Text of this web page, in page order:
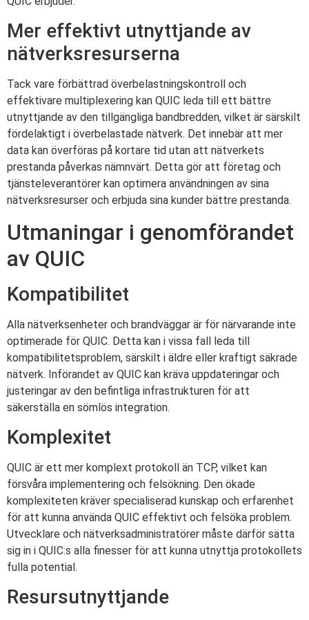
Mer effektivt utnyttjande av
nätverksresurserna
Tack vare förbättrad överbelastningskontroll och
effektivare multiplexering kan QUIC leda till ett bättre
utnyttjande av den tillgängliga bandbredden, vilket är särskilt
fördelaktigt i överbelastade nätverk. Det innebär att mer
data kan överföras på kortare tid utan att nätverkets
prestanda påverkas nämnvärt. Detta gör att företag och
tjänsteleverantörer kan optimera användningen av sina
nätverksresurser och erbjuda sina kunder bättre prestanda.
Utmaningar i genomförandet
av QUIC
Kompatibilitet
Alla nätverksenheter och brandväggar är för närvarande inte
optimerade för QUIC. Detta kan i vissa fall leda till
kompatibilitetsproblem, särskilt i äldre eller kraftigt säkrade
nätverk. Införandet av QUIC kan kräva uppdateringar och
justeringar av den befintliga infrastrukturen för att
säkerställa en sömlös integration.
Komplexitet
QUIC är ett mer komplext protokoll än TCP, vilket kan
försvåra implementering och felsökning. Den ökade
komplexiteten kräver specialiserad kunskap och erfarenhet
för att kunna använda QUIC effektivt och felsöka problem.
Utvecklare och nätverksadministratörer måste därför sätta
sig in i QUIC:s alla finesser för att kunna utnyttja protokollets
fulla potential.
Resursutnyttjande